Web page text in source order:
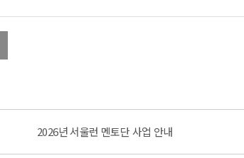
2026년 서울런 멘토단 사업 안내